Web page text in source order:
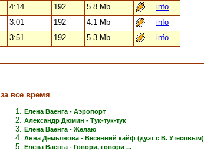
4:14 192 5.8 Mb
info
3:01 192 4.1 Mb
info
3:51 192 5.3 Mb info
за все время
Елена Ваенга - Аэропорт
Александр Дюмин - Тук-тук-тук
Елена Ваенга - Желаю
Анна Демьянова - Весенний кайф (дуэт с В. Утёсовым)
Елена Ваенга - Говори, говори ...